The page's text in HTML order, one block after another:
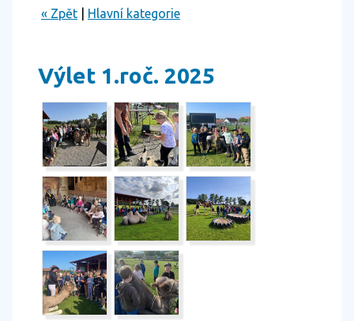
« Zpět Hlavní kategorie
Výlet 1.roč. 2025